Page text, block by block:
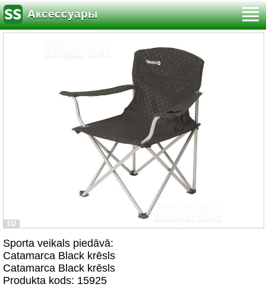
Аксессуары
1/2
Sporta veikals piedāvā:
Catamarca Black krēsls
Catamarca Black krēsls
Produkta kods: 15925